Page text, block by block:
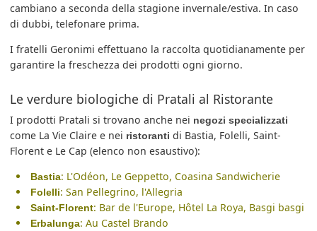
cambiano a seconda della stagione invernale/estiva. In caso
di dubbi, telefonare prima.
I fratelli Geronimi effettuano la raccolta quotidianamente per
garantire la freschezza dei prodotti ogni giorno.
Le verdure biologiche di Pratali al Ristorante
I prodotti Pratali si trovano anche nei negozi specializzati
come La Vie Claire e nei ristoranti di Bastia, Folelli, Saint-
Florent e Le Cap (elenco non esaustivo):
Bastia: L'Odéon, Le Geppetto, Coasina Sandwicherie
Folelli: San Pellegrino, l'Allegria
Saint-Florent: Bar de l'Europe, Hôtel La Roya, Basgi basgi
Erbalunga: Au Castel Brando